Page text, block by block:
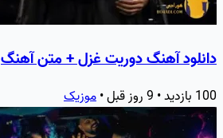
دانلود آهنگ دوریت غزل + متن آهنگ
100 بازدید • 9 روز قبل • موزیک